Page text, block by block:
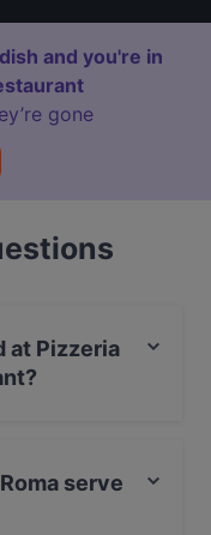
and you're in
gone
at Pizzeria
serve